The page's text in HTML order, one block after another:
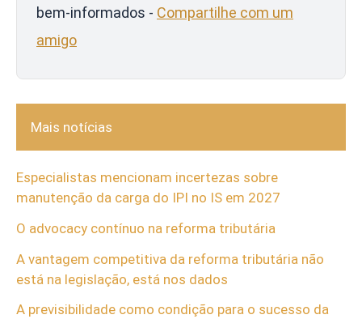
bem-informados - Compartilhe com um
amigo
Mais notícias
Especialistas mencionam incertezas sobre
manutenção da carga do IPI no IS em 2027
O advocacy contínuo na reforma tributária
A vantagem competitiva da reforma tributária não
está na legislação, está nos dados
A previsibilidade como condição para o sucesso da